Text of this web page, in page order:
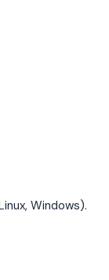
Windows).